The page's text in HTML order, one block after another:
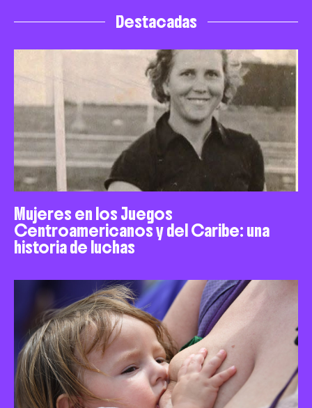
Destacadas
Mujeres en los Juegos
Centroamericanos y del Caribe: una
historia de luchas